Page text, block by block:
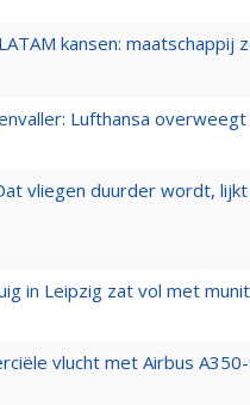
kansen: maatschappij
Lufthansa
vliegen duurder wordt,
in Leipzig zat vol met
vlucht met Airbus